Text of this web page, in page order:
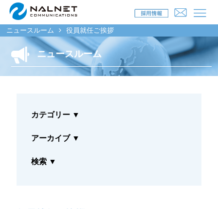
ニュースルーム 役員就任ご挨拶
ニュースルーム
カテゴリー ▼
アーカイブ ▼
検索 ▼
リース会社のお客様
自動車リース提携(LMS)
残価保証
マイカーリースサポート